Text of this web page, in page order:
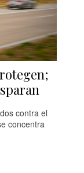
contra el
concentra